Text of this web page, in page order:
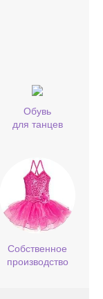
Обувь
для танцев
Собственное
производство